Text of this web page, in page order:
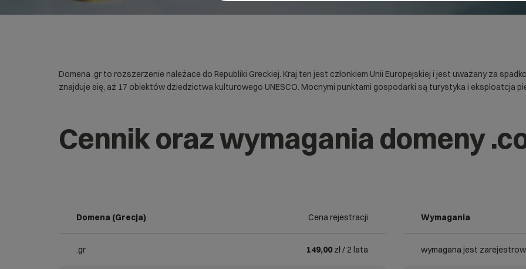
Domena .gr to rozszerzenie należace do Republiki Greckiej. Kraj ten jest członkiem Unii Europejskiej i jest uważany za
znajduje się, aż 17 obiektów dziedzictwa kulturowego UNESCO. Mocnymi punktami gospodarki są turystyka i eksploatcja
Cennik oraz wymagania domeny
Domena (Grecja) Cena rejestracji
.gr 149,00 zł / 2 lata
Wymagania
wymagana jest